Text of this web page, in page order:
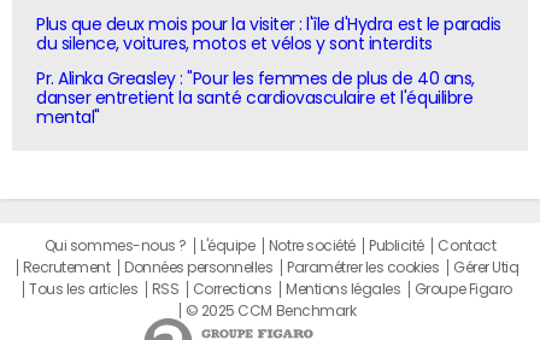
Plus que deux mois pour la visiter : l'île d'Hydra est le paradis
du silence, voitures, motos et vélos y sont interdits
Pr. Alinka Greasley : "Pour les femmes de plus de 40 ans,
danser entretient la santé cardiovasculaire et l'équilibre
mental"
Qui sommes-nous ? L'équipe Notre société Publicité
Contact
Recrutement
Données personnelles Paramétrer les cookies
Gérer Utiq
Tous les articles
RSS Corrections Mentions légales
Groupe Figaro
© 2025 CCM Benchmark